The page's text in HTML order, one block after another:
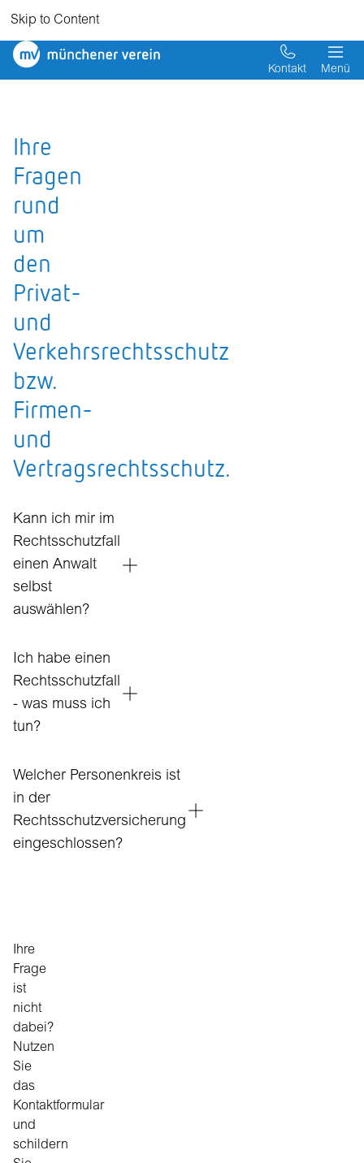
Skip to Content
Münchener
Kontakt Menü
Ihre
Fragen
rund
um
den
Privat-
und
Verkehrsrechtsschutz
bzw.
Firmen-
und
Vertragsrechtsschutz.
Kann ich mir im
Rechtsschutzfall
einen Anwalt
selbst
auswählen?
Ich habe einen
Rechtsschutzfall
- was muss ich
tun?
Welcher Personenkreis ist
in der
Rechtsschutzversicherung
eingeschlossen?
Ihre
Frage
ist
nicht
dabei?
Nutzen
Sie
das
Kontaktformular
und
schildern